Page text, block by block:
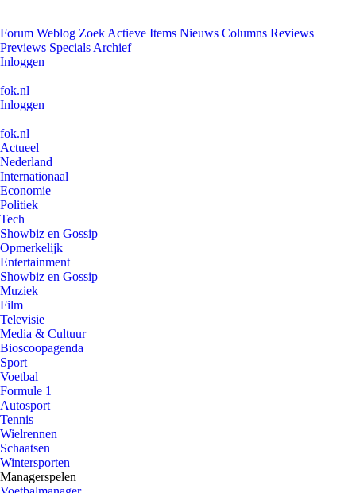
Forum Weblog Zoek Actieve Items Nieuws Columns Reviews
Previews Specials Archief
Inloggen
fok.nl
Inloggen
fok.nl
Actueel
Nederland
Internationaal
Economie
Politiek
Tech
Showbiz en Gossip
Opmerkelijk
Entertainment
Showbiz en Gossip
Muziek
Film
Televisie
Media & Cultuur
Bioscoopagenda
Sport
Voetbal
Formule 1
Autosport
Tennis
Wielrennen
Schaatsen
Wintersporten
Managerspelen